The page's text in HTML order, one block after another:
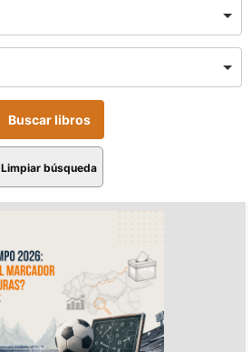
Limpiar búsqueda